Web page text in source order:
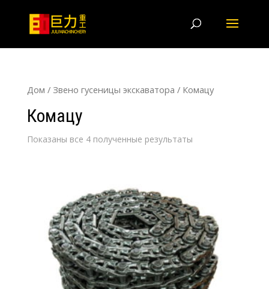
Дом / Звено гусеницы экскаватора / Комацу
Комацу
Показаны все 4 полученные результаты